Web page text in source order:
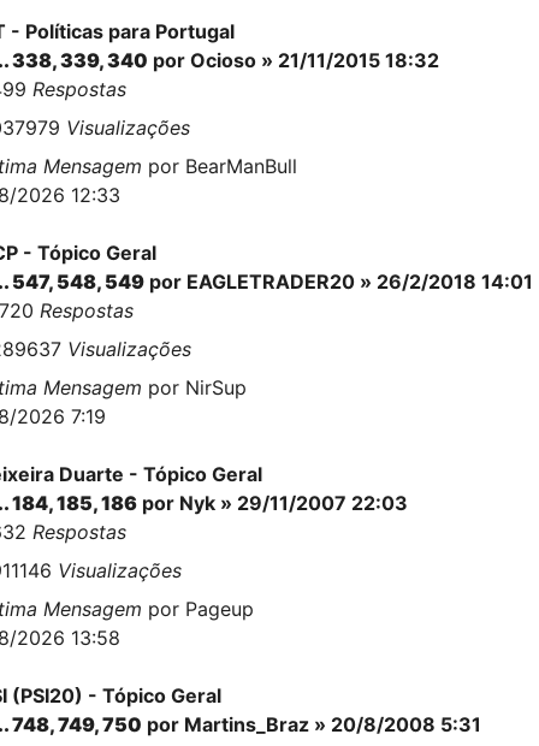
- Políticas para Portugal
338,339,340 por Ocioso » 21/11/2015 18:32
Respostas
Visualizações
Mensagem por BearManBull
2026 12:33
- Tópico Geral
547, 548, 549 por EAGLETRADER20 » 26/2/2018 14:01
Respostas
Visualizações
Mensagem por NirSup
2026 7:19
Duarte - Tópico Geral
184,185,186 por Nyk » 29/11/2007 22:03
Respostas
Visualizações
Mensagem por Pageup
2026 13:58
(PSI20) - Tópico Geral
748,749,750 por Martins_Braz » 20/8/2008 5:31